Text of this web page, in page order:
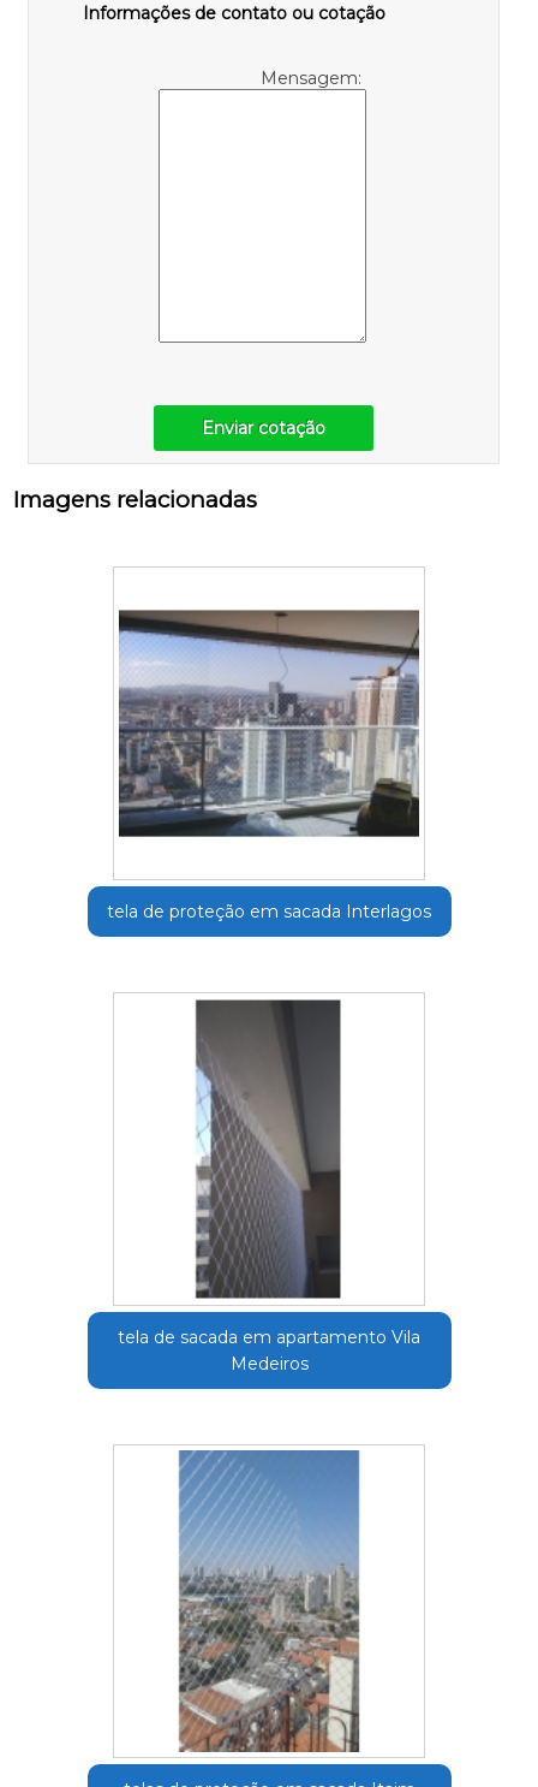
Informações de contato ou cotação
Mensagem:
Enviar cotação
Imagens relacionadas
tela de proteção em sacada Interlagos
tela de sacada em apartamento Vila
Medeiros